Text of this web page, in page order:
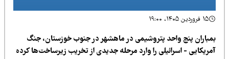
پنج واحد پتروشیمی در ماهشهر در جنوب خوزستان، جنگ
- اسرائیلی را وارد مرحله جدیدی از تخریب زیرساخت‌ها کرده